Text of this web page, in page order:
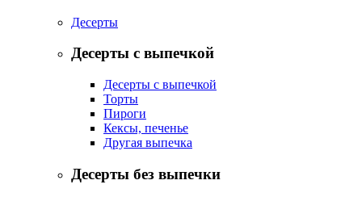
Десерты
Десерты с выпечкой
Десерты с выпечкой
Торты
Пироги
Кексы, печенье
Другая выпечка
Десерты без выпечки